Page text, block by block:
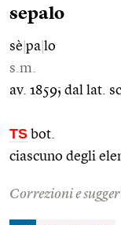
sepalo
sè pa lo
s.m.
av. 1859; dal lat.
TS bot.
ciascuno degli
Correzioni e